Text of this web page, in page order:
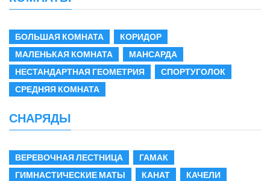
БОЛЬШАЯ КОМНАТА
КОРИДОР
МАЛЕНЬКАЯ КОМНАТА
МАНСАРДА
НЕСТАНДАРТНАЯ ГЕОМЕТРИЯ
СПОРТУГОЛОК
СРЕДНЯЯ КОМНАТА
СНАРЯДЫ
ВЕРЕВОЧНАЯ ЛЕСТНИЦА
ГАМАК
ГИМНАСТИЧЕСКИЕ МАТЫ
КАНАТ
КАЧЕЛИ